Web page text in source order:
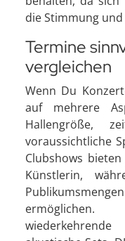
die Stimmung und
Termine
vergleichen
Wenn Du
auf mehrere
Hallengröße,
voraussichtliche
Clubshows
Künstlerin,